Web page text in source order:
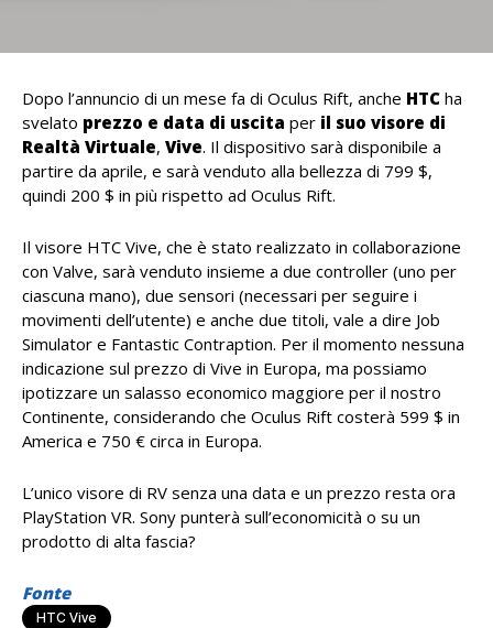
Dopo l’annuncio di un mese fa di Oculus Rift, anche HTC ha
svelato prezzo e data di uscita per il suo visore di
Realtà Virtuale, Vive. Il dispositivo sarà disponibile a
partire da aprile, e sarà venduto alla bellezza di 799 $,
quindi 200 $ in più rispetto ad Oculus Rift.
Il visore HTC Vive, che è stato realizzato in collaborazione
con Valve, sarà venduto insieme a due controller (uno per
ciascuna mano), due sensori (necessari per seguire i
movimenti dell’utente) e anche due titoli, vale a dire Job
Simulator e Fantastic Contraption. Per il momento nessuna
indicazione sul prezzo di Vive in Europa, ma possiamo
ipotizzare un salasso economico maggiore per il nostro
Continente, considerando che Oculus Rift costerà 599 $ in
America e 750 € circa in Europa.
L’unico visore di RV senza una data e un prezzo resta ora
PlayStation VR. Sony punterà sull’economicità o su un
prodotto di alta fascia?
Fonte
HTC Vive